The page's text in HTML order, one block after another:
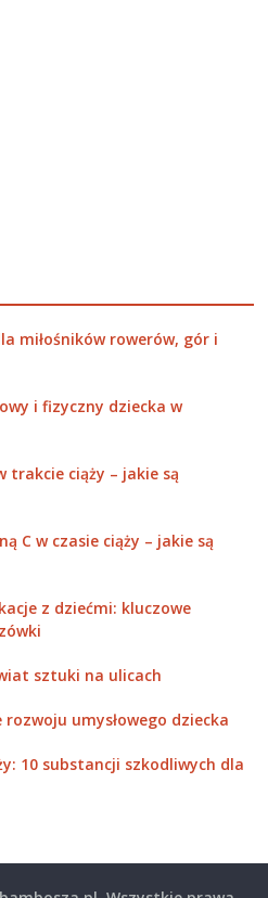
miłośników rowerów, gór i
i fizyczny dziecka w
trakcie ciąży – jakie są
C w czasie ciąży – jakie są
z dziećmi: kluczowe
sztuki na ulicach
umysłowego dziecka
10 substancji szkodliwych dla